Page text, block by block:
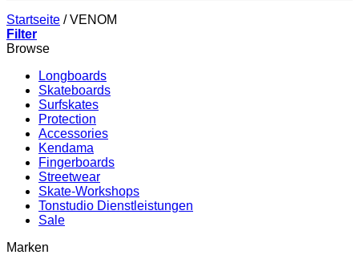
Startseite /VENOM
Filter
Browse
Longboards
Skateboards
Surfskates
Protection
Accessories
Kendama
Fingerboards
Streetwear
Skate-Workshops
Tonstudio Dienstleistungen
Sale
Marken